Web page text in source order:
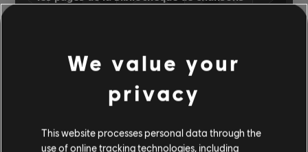
Bibliothèque de chansons
Artistes (A à Z)
Ekin Cheng
We value your
privacy
This website processes personal data through the
use of online tracking technologies, including